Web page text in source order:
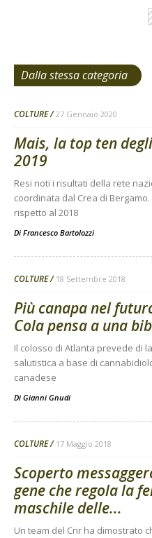
Dalla stessa categoria
COLTURE 27 Gennaio 2020
Mais, la top ten
2019
Resi noti i risultati della rete
coordinata dal Crea di
rispetto al 2018
Di Francesco Bartolozzi
COLTURE 18 Settembre 2018
Più canapa nel
Cola pensa a una
Il colosso di Atlanta prevede di
salutistica a base di
canadese
Di Gianni Gnudi
COLTURE 17 Maggio 2018
Scoperto
gene che regola la
maschile delle...
Un team del Cnr ha dimostrato